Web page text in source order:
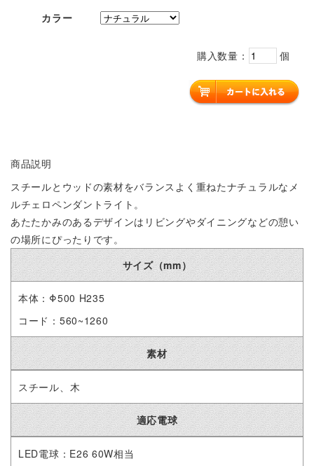
カラー
購入数量： 個
商品説明
スチールとウッドの素材をバランスよく重ねたナチュラルなメ
ルチェロペンダントライト。
あたたかみのあるデザインはリビングやダイニングなどの憩い
の場所にぴったりです。
サイズ（mm）
本体：Φ500 H235
コード：560~1260
素材
スチール、木
適応電球
LED電球：E26 60W相当